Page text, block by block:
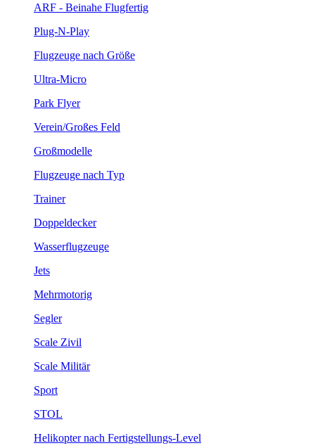
ARF - Beinahe Flugfertig
Plug-N-Play
Flugzeuge nach Größe
Ultra-Micro
Park Flyer
Verein/Großes Feld
Großmodelle
Flugzeuge nach Typ
Trainer
Doppeldecker
Wasserflugzeuge
Jets
Mehrmotorig
Segler
Scale Zivil
Scale Militär
Sport
STOL
Helikopter nach Fertigstellungs-Level